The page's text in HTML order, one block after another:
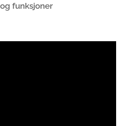
funksjoner